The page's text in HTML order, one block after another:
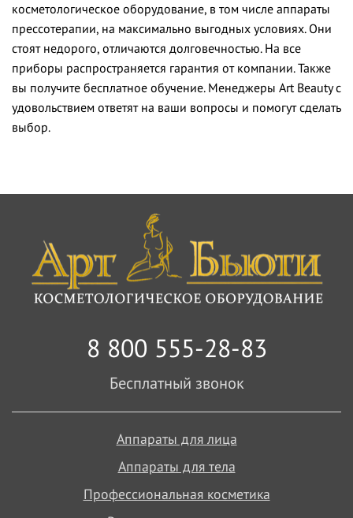
косметологическое оборудование, в том числе аппараты
прессотерапии, на максимально выгодных условиях. Они
стоят недорого, отличаются долговечностью. На все
приборы распространяется гарантия от компании. Также
вы получите бесплатное обучение. Менеджеры Art Beauty с
удовольствием ответят на ваши вопросы и помогут сделать
выбор.
8 800 555-28-83
Бесплатный звонок
Аппараты для лица
Аппараты для тела
Профессиональная косметика